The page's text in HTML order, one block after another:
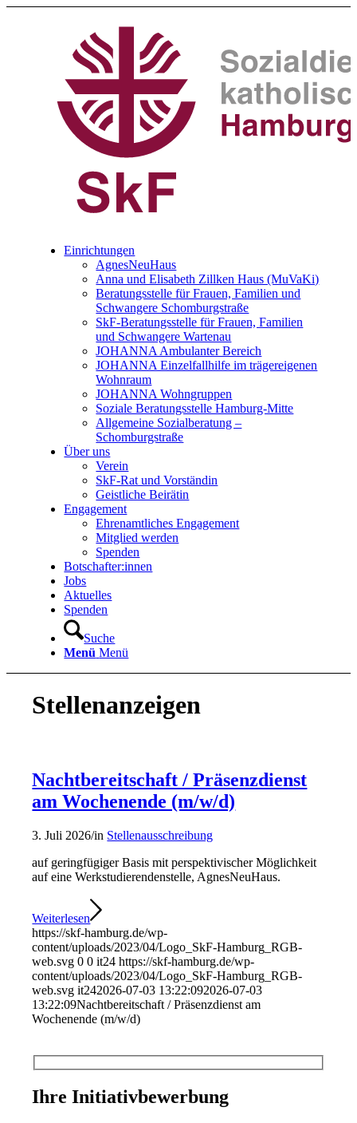
Einrichtungen
AgnesNeuHaus
Anna und Elisabeth Zillken Haus (MuVaKi)
Beratungsstelle für Frauen, Familien und
Schwangere Schomburgstraße
SkF-Beratungsstelle für Frauen, Familien
und Schwangere Wartenau
JOHANNA Ambulanter Bereich
JOHANNA Einzelfallhilfe im trägereigenen
Wohnraum
JOHANNA Wohngruppen
Soziale Beratungsstelle Hamburg-Mitte
Allgemeine Sozialberatung –
Schomburgstraße
Über uns
Verein
SkF-Rat und Vorständin
Geistliche Beirätin
Engagement
Ehrenamtliches Engagement
Mitglied werden
Spenden
Botschafter:innen
Jobs
Aktuelles
Spenden
Suche
Menü Menü
Stellenanzeigen
Nachtbereitschaft / Präsenzdienst
am Wochenende (m/w/d)
3. Juli 2026/in Stellenausschreibung
auf geringfügiger Basis mit perspektivischer Möglichkeit
auf eine Werkstudierendenstelle, AgnesNeuHaus.
Weiterlesen
https://skf-hamburg.de/wp-
content/uploads/2023/04/Logo_SkF-Hamburg_RGB-
web.svg 0 0 it24 https://skf-hamburg.de/wp-
content/uploads/2023/04/Logo_SkF-Hamburg_RGB-
web.svg it242026-07-03 13:22:092026-07-03
13:22:09Nachtbereitschaft / Präsenzdienst am
Wochenende (m/w/d)
Ihre Initiativbewerbung